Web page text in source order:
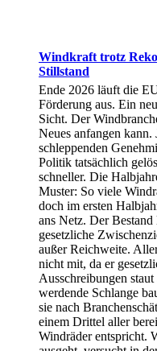
Windkraft trotz
Stillstand
Ende 2026 läuft die
Förderung aus. Ein
Sicht. Der
Neues anfangen kann.
schleppenden
Politik tatsächlich
schneller. Die
Muster: So viele
doch im ersten
ans Netz. Der
gesetzliche
außer Reichweite.
nicht mit, da er
Ausschreibungen
werdende Schlange
sie nach
einem Drittel aller
Windräder entspricht.